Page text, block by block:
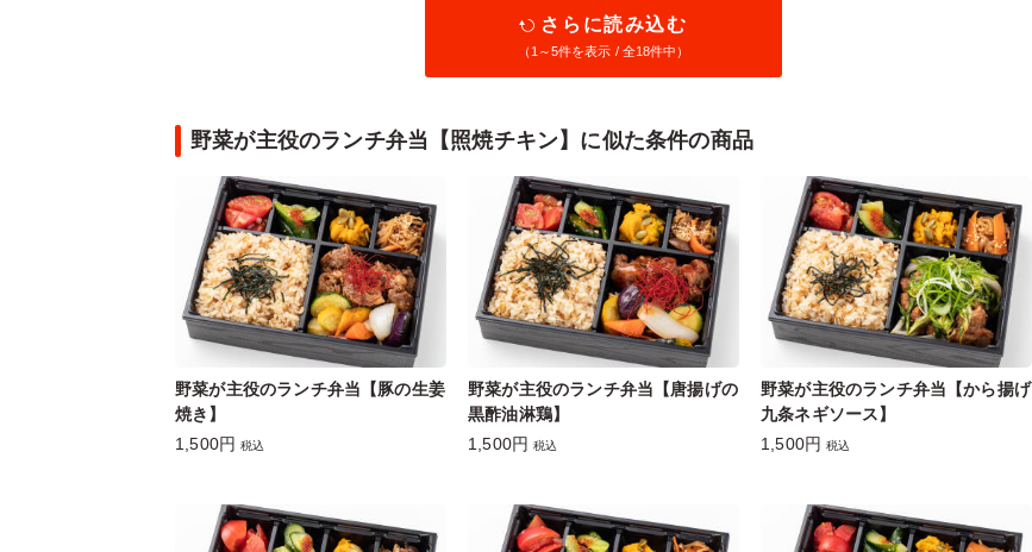
さらに読み込む
（1～5件を表示 / 全18件中）
野菜が主役のランチ弁当【照焼チキン】に似た条件の商品
野菜が主役のランチ弁当【豚の生姜
焼き】
1,500円 税込
野菜が主役のランチ弁当【唐揚げの
黒酢油淋鶏】
1,500円 税込
野菜が主役のランチ弁当【から揚げ
九条ネギソース】
1,500円 税込